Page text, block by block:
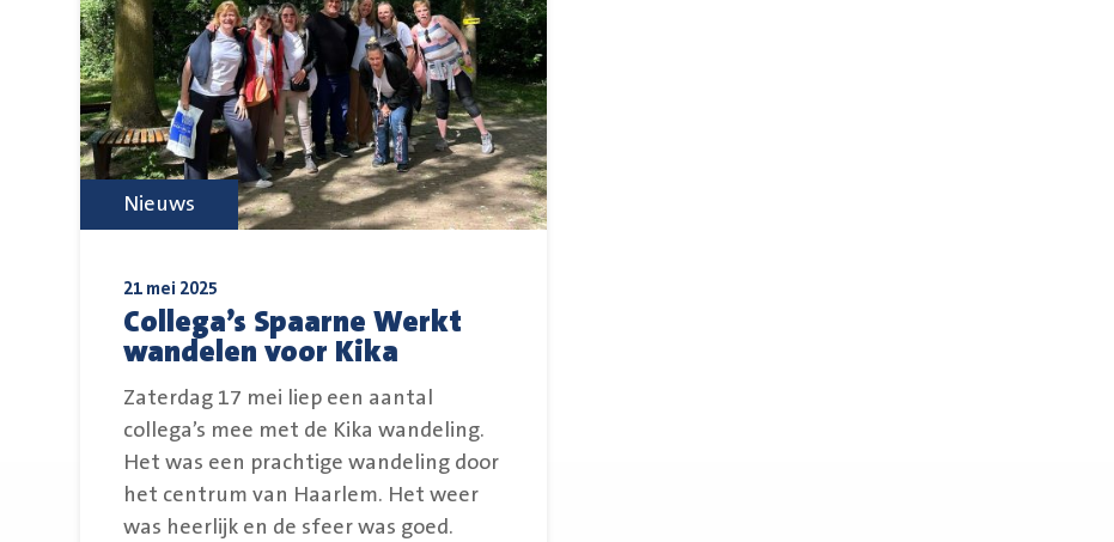
Collega’s Spaarne Werkt
wandelen voor Kika
21 mei 2025
Zaterdag 17 mei liep een aantal
collega’s mee met de Kika wandeling.
Het was een prachtige wandeling door
het centrum van Haarlem. Het weer
was heerlijk en de sfeer was goed.
Nieuws